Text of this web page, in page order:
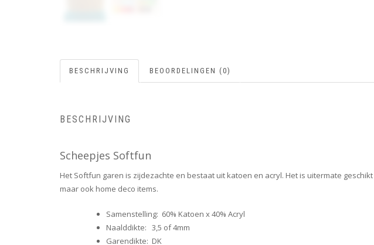
BESCHRIJVING BEOORDELINGEN (0)
BESCHRIJVING
Scheepjes Softfun
Het Softfun garen is zijdezachte en bestaat uit katoen en acryl. Het is uitermate
maar ook home deco items.
Samenstelling: 60% Katoen x 40% Acryl
Naalddikte: 3,5 of 4mm
Garendikte: DK